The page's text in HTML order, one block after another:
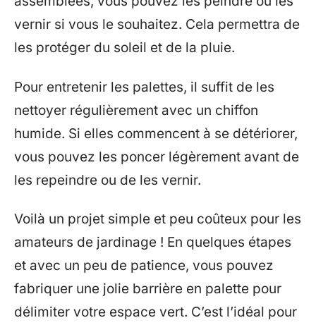
vernir si vous le souhaitez. Cela permettra de
les protéger du soleil et de la pluie.
Pour entretenir les palettes, il suffit de les
nettoyer régulièrement avec un chiffon
humide. Si elles commencent à se détériorer,
vous pouvez les poncer légèrement avant de
les repeindre ou de les vernir.
Voilà un projet simple et peu coûteux pour les
amateurs de jardinage ! En quelques étapes
et avec un peu de patience, vous pouvez
fabriquer une jolie barrière en palette pour
délimiter votre espace vert. C’est l’idéal pour